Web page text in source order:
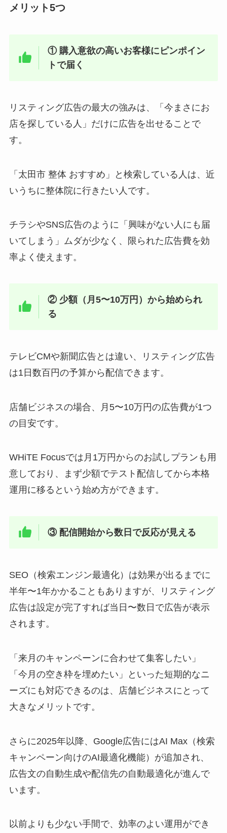
メリット5つ
① 購入意欲の高いお客様にピンポイン
トで届く
リスティング広告の最大の強みは、「今まさにお
店を探している人」だけに広告を出せることで
す。
「太田市 整体 おすすめ」と検索している人は、近
いうちに整体院に行きたい人です。
チラシやSNS広告のように「興味がない人にも届
いてしまう」ムダが少なく、限られた広告費を効
率よく使えます。
② 少額（月5〜10万円）から始められ
る
テレビCMや新聞広告とは違い、リスティング広告
は1日数百円の予算から配信できます。
店舗ビジネスの場合、月5〜10万円の広告費が1つ
の目安です。
WHiTE Focusでは月1万円からのお試しプランも用
意しており、まず少額でテスト配信してから本格
運用に移るという始め方ができます。
③ 配信開始から数日で反応が見える
SEO（検索エンジン最適化）は効果が出るまでに
半年〜1年かかることもありますが、リスティング
広告は設定が完了すれば当日〜数日で広告が表示
されます。
「来月のキャンペーンに合わせて集客したい」
「今月の空き枠を埋めたい」といった短期的なニ
ーズにも対応できるのは、店舗ビジネスにとって
大きなメリットです。
さらに2025年以降、Google広告にはAI Max（検索
キャンペーン向けのAI最適化機能）が追加され、
広告文の自動生成や配信先の自動最適化が進んで
います。
以前よりも少ない手間で、効率のよい運用ができ